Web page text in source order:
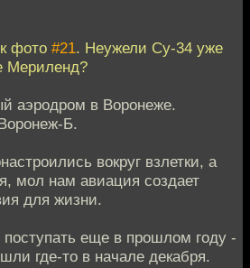
фото #21. Неужели Су-34 уже
Мериленд?
аэродром в Воронеже.
Б.
вокруг взлетки, а
мол нам авиация создает
для жизни.
еще в прошлом году -
где-то в начале декабря.